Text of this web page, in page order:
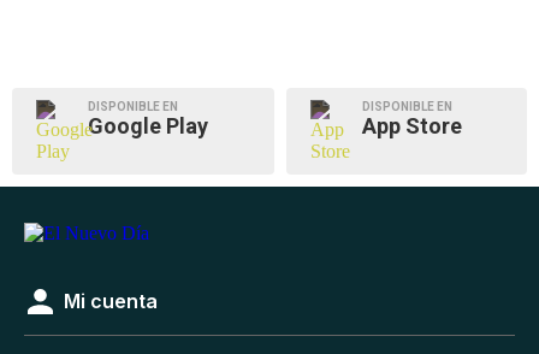
DISPONIBLE EN
Google Play
DISPONIBLE EN
App Store
Mi cuenta